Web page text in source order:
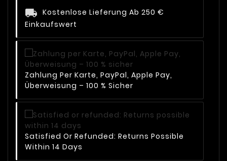
Kostenlose Lieferung Ab 250 €
Einkaufswert
Zahlung Per Karte, PayPal, Apple Pay,
Überweisung – 100 % Sicher
Satisfied Or Refunded: Returns Possible
Within 14 Days